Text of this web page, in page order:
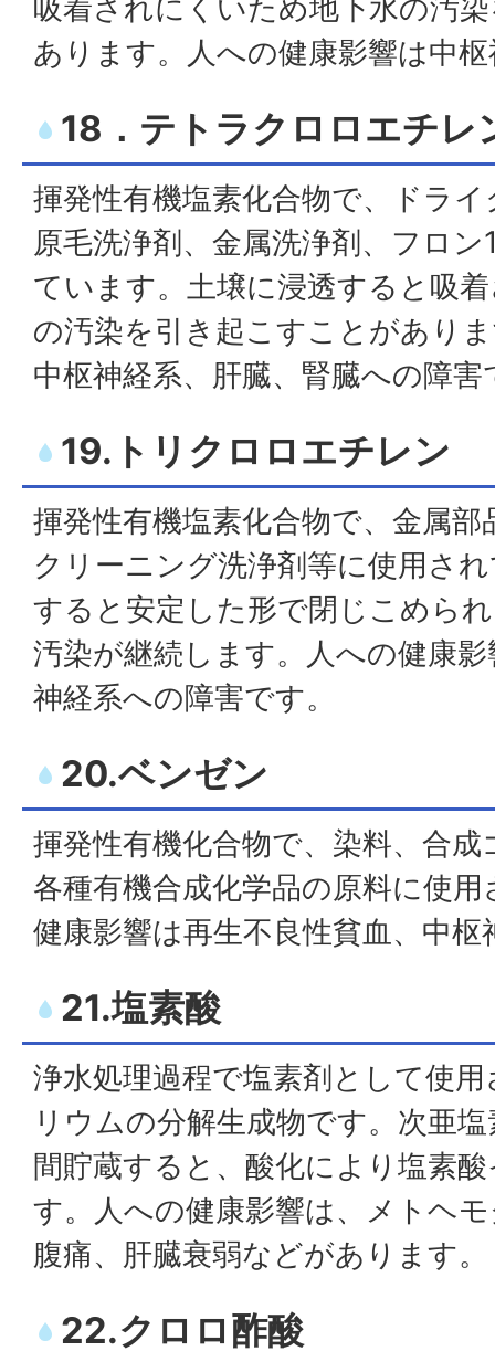
吸着されにくいため地下水の汚
あります。人への健康影響は中
18．テトラクロロエチレ
揮発性有機塩素化合物で、ドラ
原毛洗浄剤、金属洗浄剤、フロ
ています。土壌に浸透すると吸
の汚染を引き起こすことがあり
中枢神経系、肝臓、腎臓への障害
19.トリクロロエチレン
揮発性有機塩素化合物で、金属
クリーニング洗浄剤等に使用さ
すると安定した形で閉じこめら
汚染が継続します。人への健康
神経系への障害です。
20.ベンゼン
揮発性有機化合物で、染料、合
各種有機合成化学品の原料に使
健康影響は再生不良性貧血、中
21.塩素酸
浄水処理過程で塩素剤として使
リウムの分解生成物です。次亜
間貯蔵すると、酸化により塩素
す。人への健康影響は、メトヘ
腹痛、肝臓衰弱などがあります。
22.クロロ酢酸